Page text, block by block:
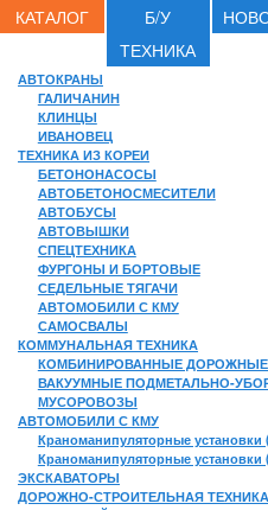
КАТАЛОГ
Б/У
ТЕХНИКА
АВТОКРАНЫ
ГАЛИЧАНИН
КЛИНЦЫ
ИВАНОВЕЦ
ТЕХНИКА ИЗ КОРЕИ
БЕТОНОНАСОСЫ
АВТОБЕТОНОСМЕСИТЕЛИ
АВТОБУСЫ
АВТОВЫШКИ
СПЕЦТЕХНИКА
ФУРГОНЫ И БОРТОВЫЕ
СЕДЕЛЬНЫЕ ТЯГАЧИ
АВТОМОБИЛИ С КМУ
САМОСВАЛЫ
КОММУНАЛЬНАЯ ТЕХНИКА
КОМБИНИРОВАННЫЕ
ВАКУУМНЫЕ ПОДМЕТАЛЬНО-
МУСОРОВОЗЫ
АВТОМОБИЛИ С КМУ
Краноманипуляторные
Краноманипуляторные
ЭКСКАВАТОРЫ
ДОРОЖНО-СТРОИТЕЛЬНАЯ ТЕХНИКА